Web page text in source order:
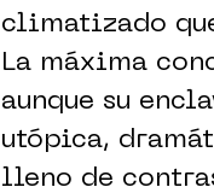
climatizado
La máxima
aunque su
utópica,
lleno de